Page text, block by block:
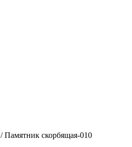
/ Памятник скорбящая-010